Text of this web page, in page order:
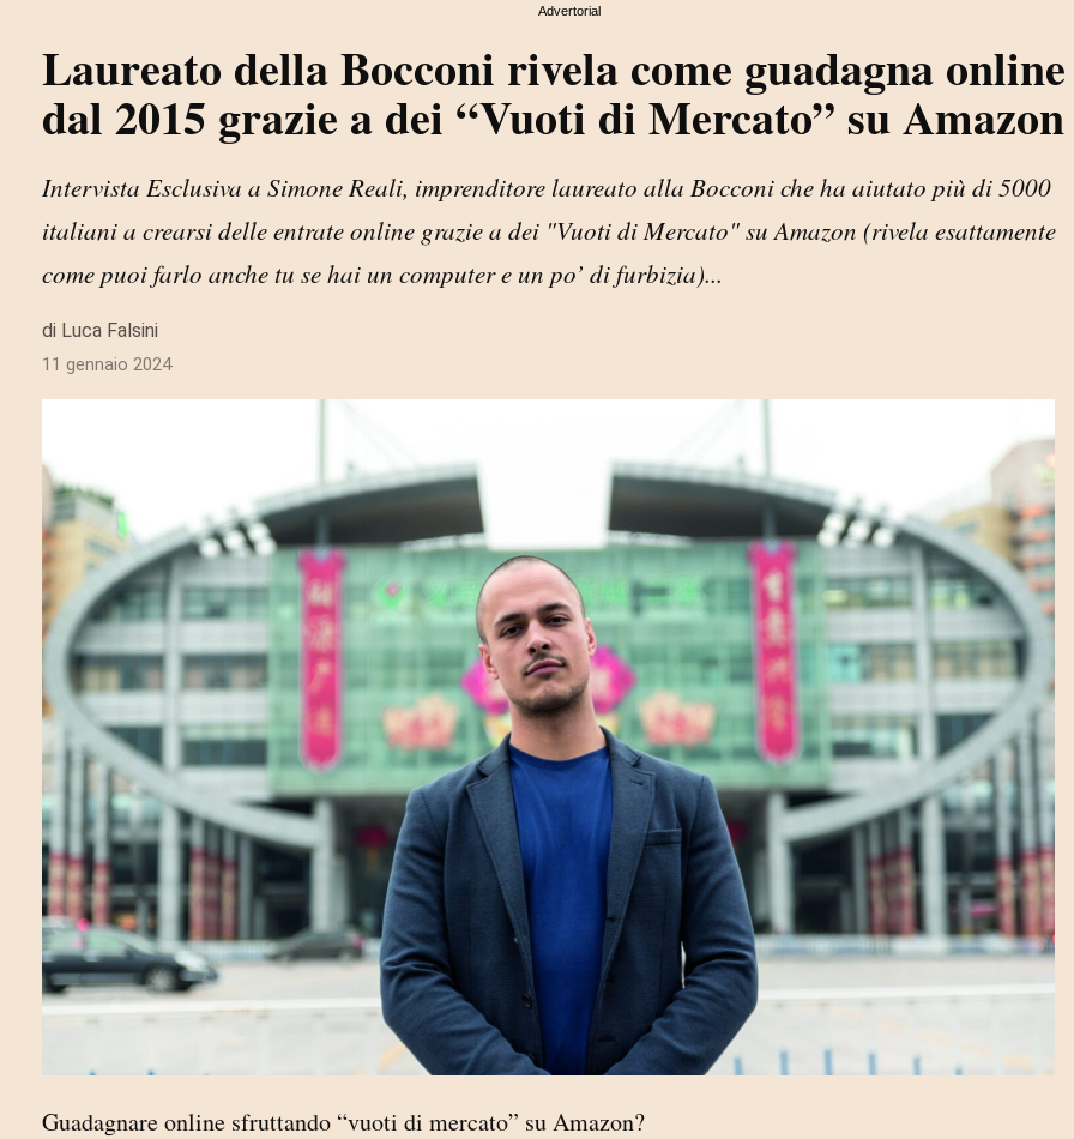
Advertorial
Laureato della Bocconi rivela come guadagna online
dal 2015 grazie a dei “Vuoti di Mercato” su Amazon
Intervista Esclusiva a Simone Reali, imprenditore laureato alla Bocconi che ha aiutato più di 5000
italiani a crearsi delle entrate online grazie a dei "Vuoti di Mercato" su Amazon (rivela esattamente
come puoi farlo anche tu se hai un computer e un po’ di furbizia)...
di Luca Falsini
11 gennaio 2024
Guadagnare online sfruttando “vuoti di mercato” su Amazon?